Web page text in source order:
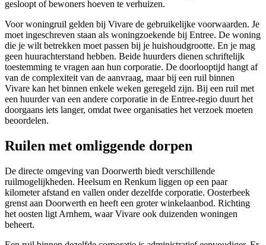
gesloopt of bewoners hoeven te verhuizen.
Voor woningruil gelden bij Vivare de gebruikelijke voorwaarden. Je
moet ingeschreven staan als woningzoekende bij Entree. De woning
die je wilt betrekken moet passen bij je huishoudgrootte. En je mag
geen huurachterstand hebben. Beide huurders dienen schriftelijk
toestemming te vragen aan hun corporatie. De doorlooptijd hangt af
van de complexiteit van de aanvraag, maar bij een ruil binnen
Vivare kan het binnen enkele weken geregeld zijn. Bij een ruil met
een huurder van een andere corporatie in de Entree-regio duurt het
doorgaans iets langer, omdat twee organisaties het verzoek moeten
beoordelen.
Ruilen met omliggende dorpen
De directe omgeving van Doorwerth biedt verschillende
ruilmogelijkheden. Heelsum en Renkum liggen op een paar
kilometer afstand en vallen onder dezelfde corporatie. Oosterbeek
grenst aan Doorwerth en heeft een groter winkelaanbod. Richting
het oosten ligt Arnhem, waar Vivare ook duizenden woningen
beheert.